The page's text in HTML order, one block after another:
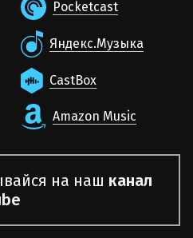
Pocketcast
Яндекс.Музыка
CastBox
Amazon Music
на наш канал